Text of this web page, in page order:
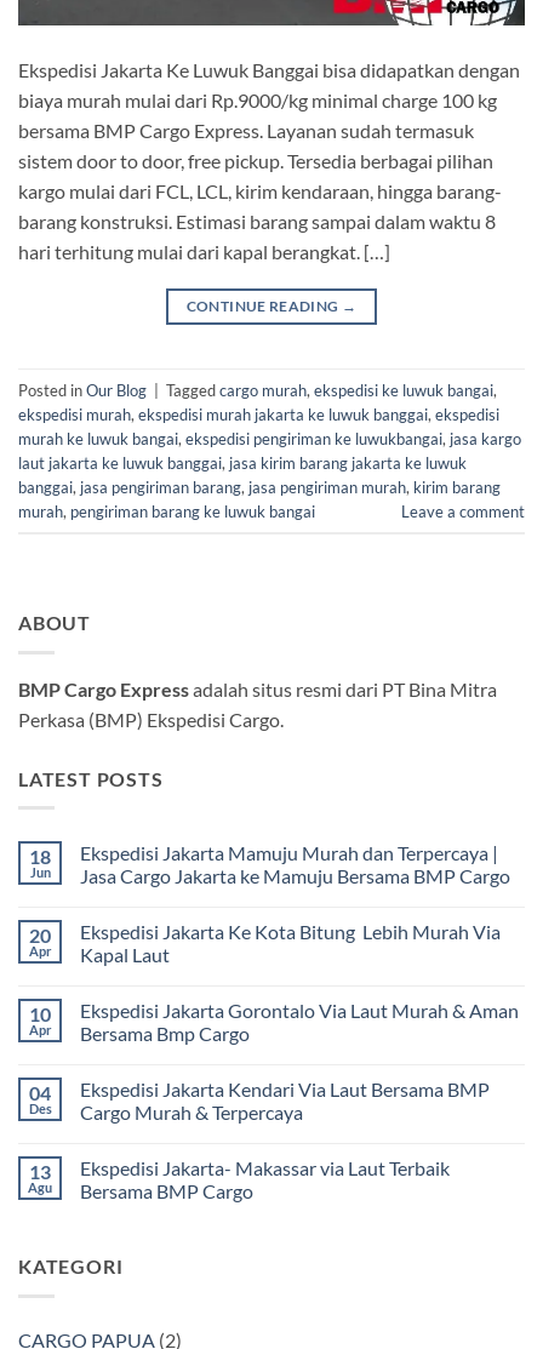
Ekspedisi Jakarta Ke Luwuk Banggai bisa didapatkan dengan
biaya murah mulai dari Rp.9000/kg minimal charge 100 kg
bersama BMP Cargo Express. Layanan sudah termasuk
sistem door to door, free pickup. Tersedia berbagai pilihan
kargo mulai dari FCL, LCL, kirim kendaraan, hingga barang-
barang konstruksi. Estimasi barang sampai dalam waktu 8
hari terhitung mulai dari kapal berangkat. […]
CONTINUE READING →
Posted inOur Blog Taggedcargo murah, ekspedisi ke luwuk bangai,
ekspedisi murah, ekspedisi murah jakarta ke luwuk banggai, ekspedisi
murah ke luwuk bangai, ekspedisi pengiriman ke luwukbangai, jasa kargo
laut jakarta ke luwuk banggai, jasa kirim barang jakarta ke luwuk
banggai, jasa pengiriman barang, jasa pengiriman murah, kirim barang
murah, pengiriman barang ke luwuk bangai Leave a comment
ABOUT
BMP Cargo Expressadalah situs resmi dari PT Bina Mitra
Perkasa (BMP) Ekspedisi Cargo.
LATEST POSTS
18
Jun
Ekspedisi Jakarta Mamuju Murah dan Terpercaya |
Jasa Cargo Jakarta ke Mamuju Bersama BMP Cargo
komentar
pada
Ekspedisi
Murah
dan
Terpercaya
Cargo
Jakarta
ke
BMP
Cargo
20
Apr
Ekspedisi Jakarta Ke Kota Bitung Lebih Murah Via
Kapal Laut
komentar
pada
Ekspedisi
Kota
Bitung
Lebih
Kapal
Laut
10
Apr
Ekspedisi Jakarta Gorontalo Via Laut Murah & Aman
Bersama Bmp Cargo
komentar
pada
Ekspedisi
Via
Laut
Murah
Bmp
Cargo
04
Des
Ekspedisi Jakarta Kendari Via Laut Bersama BMP
Cargo Murah & Terpercaya
komentar
pada
Ekspedisi
Laut
Bersama
&
13
Agu
Ekspedisi Jakarta- Makassar via Laut Terbaik
Bersama BMP Cargo
pada
Ekspedisi
Laut
KATEGORI
CARGO PAPUA (2)